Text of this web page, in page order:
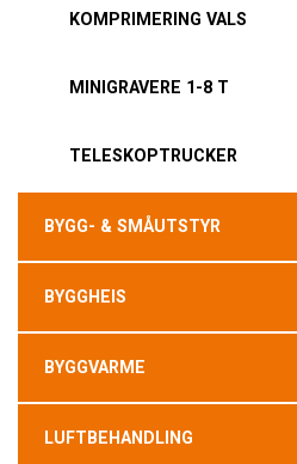
KOMPRIMERING VALS
MINIGRAVERE 1-8 T
TELESKOPTRUCKER
BYGG- & SMÅUTSTYR
BYGGHEIS
BYGGVARME
LUFTBEHANDLING